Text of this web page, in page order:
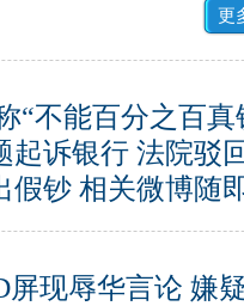
更
“不能百分之百真
起诉银行 法院驳
假钞 相关微博随
现辱华言论 嫌